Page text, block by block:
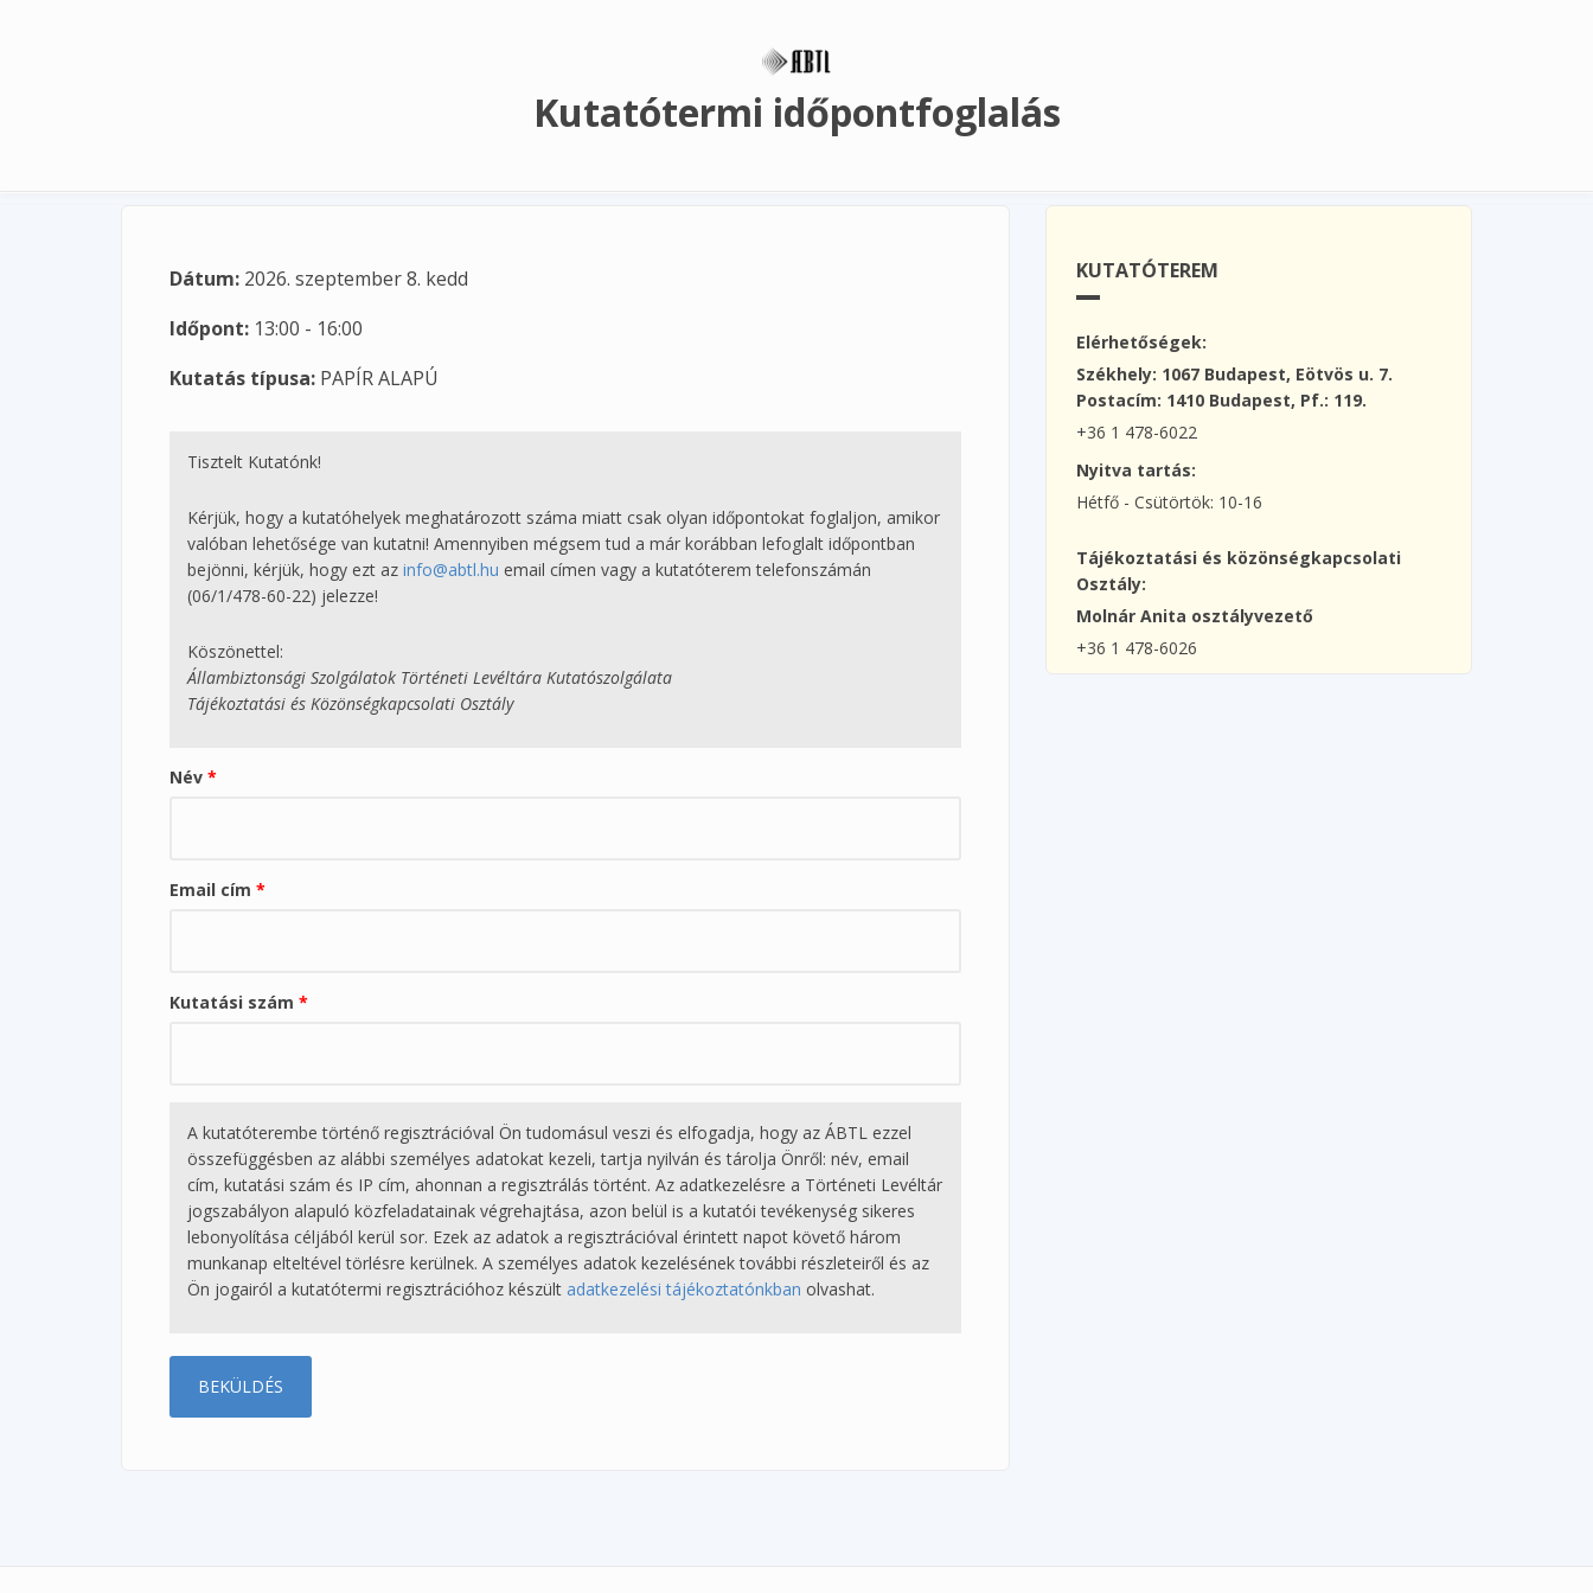
Kutatótermi időpontfoglalás
Dátum: 2026. szeptember 8. kedd
Időpont: 13:00 - 16:00
Kutatás típusa: PAPÍR ALAPÚ
Tisztelt Kutatónk!
Kérjük, hogy a kutatóhelyek meghatározott száma miatt csak olyan időpontokat foglaljon, amikor
valóban lehetősége van kutatni! Amennyiben mégsem tud a már korábban lefoglalt időpontban
bejönni, kérjük, hogy ezt az info@abtl.hu email címen vagy a kutatóterem telefonszámán
(06/1/478-60-22) jelezze!
Köszönettel:
Állambiztonsági Szolgálatok Történeti Levéltára Kutatószolgálata
Tájékoztatási és Közönségkapcsolati Osztály
Név *
Email cím *
Kutatási szám *
A kutatóterembe történő regisztrációval Ön tudomásul veszi és elfogadja, hogy az ÁBTL ezzel
összefüggésben az alábbi személyes adatokat kezeli, tartja nyilván és tárolja Önről: név, email
cím, kutatási szám és IP cím, ahonnan a regisztrálás történt. Az adatkezelésre a Történeti Levéltár
jogszabályon alapuló közfeladatainak végrehajtása, azon belül is a kutatói tevékenység sikeres
lebonyolítása céljából kerül sor. Ezek az adatok a regisztrációval érintett napot követő három
munkanap elteltével törlésre kerülnek. A személyes adatok kezelésének további részleteiről és az
Ön jogairól a kutatótermi regisztrációhoz készült adatkezelési tájékoztatónkban olvashat.
KUTATÓTEREM
Elérhetőségek:
Székhely: 1067 Budapest, Eötvös u. 7.
Postacím: 1410 Budapest, Pf.: 119.
+36 1 478-6022
Nyitva tartás:
Hétfő - Csütörtök: 10-16
Tájékoztatási és közönségkapcsolati
Osztály:
Molnár Anita osztályvezető
+36 1 478-6026